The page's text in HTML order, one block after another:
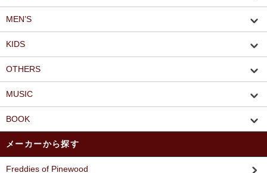
MEN’S
KIDS
OTHERS
MUSIC
BOOK
メーカーから探す
Freddies of Pinewood